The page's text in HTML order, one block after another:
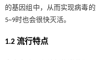
的基因组中，从而实现病毒
5~9时也会很快灭活。
1.2 流行特点